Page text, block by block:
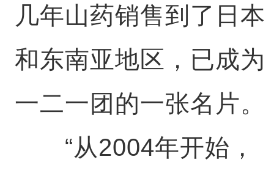
几年山药销售到了日本
和东南亚地区，已成为
一二一团的一张名片。
“从2004年开始，